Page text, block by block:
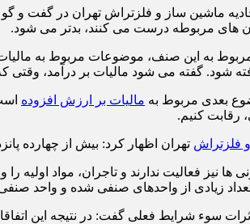
ماشین ساز و فلزتراش تهران در گفت و
های مربوطه درست می کنند، بدتر می شود.
به این صنف، موضوعات مربوط به مالیات
شود. گفته می شود مالیات بر درآمد،
بعدی مربوط به مالیات بر ارزش افزوده
رقابت کنیم.
و فلزتراش تهران اظهار کرد: بیش از چهارده
ها نیز فعالیت ندارند و تاجران، مواد اولیه
زیادی از واحدهای صنفی شده و واحد صنفی
اثرات سوء شرایط فعلی گفت: در نتیجه این